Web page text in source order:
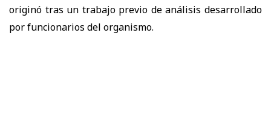
originó tras un trabajo previo de análisis desarrollado
por funcionarios del organismo.